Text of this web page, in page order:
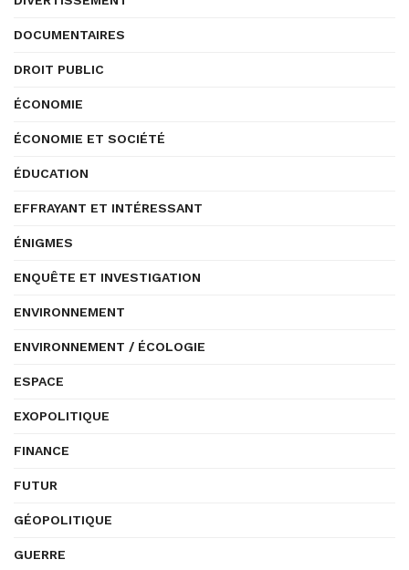
DOCUMENTAIRES
DROIT PUBLIC
ÉCONOMIE
ÉCONOMIE ET SOCIÉTÉ
ÉDUCATION
EFFRAYANT ET INTÉRESSANT
ÉNIGMES
ENQUÊTE ET INVESTIGATION
ENVIRONNEMENT
ENVIRONNEMENT / ÉCOLOGIE
ESPACE
EXOPOLITIQUE
FINANCE
FUTUR
GÉOPOLITIQUE
GUERRE